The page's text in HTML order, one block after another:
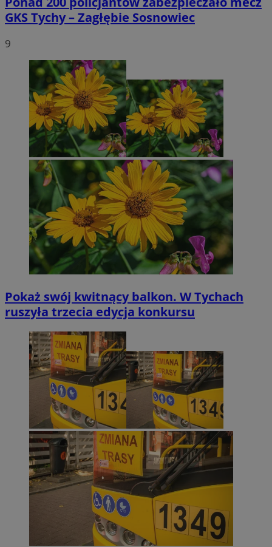
GKS Tychy – Zagłębie Sosnowiec
9
Pokaż swój kwitnący balkon. W Tychach
ruszyła trzecia edycja konkursu